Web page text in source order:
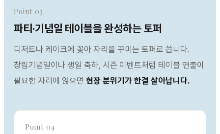
Point 03
파티·기념일 테이블을 완성하는 토퍼
디저트나 케이크에 꽂아 자리를 꾸미는 토퍼로 씁니다.
창립기념일이나 생일 축하, 시즌 이벤트처럼 테이블 연출이
필요한 자리에 얹으면 현장 분위기가 한결 살아납니다.
Point 04